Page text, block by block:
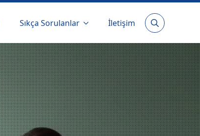
Sıkça Sorulanlar
İletişim
for: